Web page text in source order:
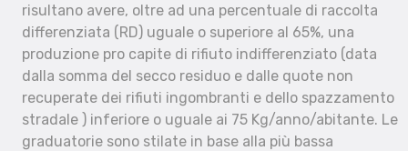
risultano avere, oltre ad una percentuale di raccolta
differenziata (RD) uguale o superiore al 65%, una
produzione pro capite di rifiuto indifferenziato (data
dalla somma del secco residuo e dalle quote non
recuperate dei rifiuti ingombranti e dello spazzamento
stradale ) inferiore o uguale ai 75 Kg/anno/abitante. Le
graduatorie sono stilate in base alla più bassa